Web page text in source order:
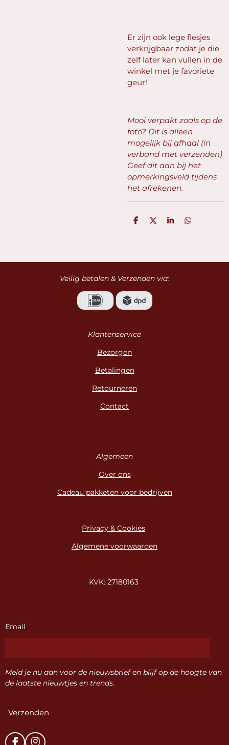
Er zijn ook lege flesjes
verkrijgbaar zodat je die
zelf later kan vullen in de
winkel met je favoriete
geur!
Mooi verpakt zoals op de
foto? Dit is alleen
mogelijk bij afhaal (in
verband met verzenden)
Geef dit aan bij het
opmerkingsveld tijdens
het afrekenen.
D
D
S
D
Veilig betalen & Verzenden via:
Klantenservice
Bezorgen
Betalingen
Retourneren
Contact
Algemeen
Over ons
Cadeau pakketen voor bedrijven
Privacy & Cookies
Algemene voorwaarden
KVK: 27180163
Email
Meld je nu aan voor de nieuwsbrief en blijf op de hoogte van
de laatste nieuwtjes en trends.
Verzenden